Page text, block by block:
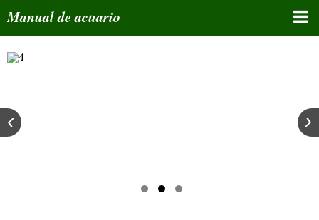
Manual de acuario
Inicio
Manuales educativos
‹ ›